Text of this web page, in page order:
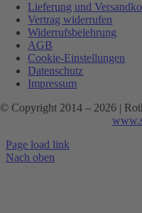
Lieferung und
Vertrag widerrufen
Widerrufsbelehrung
AGB
Cookie-Einstellungen
Datenschutz
Impressum
© Copyright 2014 – 2026 |
Page load link
Nach oben